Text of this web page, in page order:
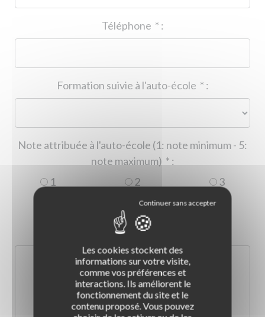
* :
* :
Note attribuée à l'auto-école (1: note minimum - 5:
* :
1
2
3
5
Les cookies stockent des
informations sur votre visite,
comme vos préférences et
interactions. Ils améliorent le
fonctionnement du site et le
contenu proposé. Vous pouvez